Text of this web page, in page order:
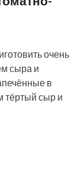
очень
сыра и
в
тёртый сыр и